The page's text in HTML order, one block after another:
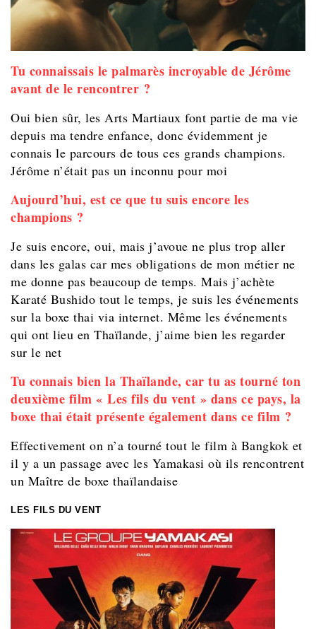
Tu connaissais le palmarès incroyable de Jérôme
avant de le rencontrer ?
Oui bien sûr, les Arts Martiaux font partie de ma vie
depuis ma tendre enfance, donc évidemment je
connais le parcours de tous ces grands champions.
Jérôme n’était pas un inconnu pour moi
Aujourd’hui, est ce que tu suis encore les
champions ?
Je suis encore, oui, mais j’avoue ne plus trop aller
dans les galas car mes obligations de mon métier ne
me donne pas beaucoup de temps. Mais j’achète
Karaté Bushido tout le temps, je suis les événements
sur la boxe thai via internet. Même les événements
qui ont lieu en Thaïlande, j’aime bien les regarder
sur le net
Tu connais bien la Thaïlande, car tu as tourné ton
deuxième film « Les fils du vent » dans ce pays, la
boxe thai était présente également dans ce film ?
Effectivement on n’a tourné tout le film à Bangkok et
il y a un passage avec les Yamakasi où ils rencontrent
un Maître de boxe thaïlandaise
LES FILS DU VENT